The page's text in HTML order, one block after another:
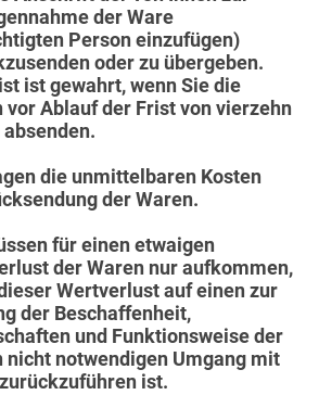
der Ware
Person einzufügen)
oder zu übergeben.
ist gewahrt, wenn Sie die
vor Ablauf der Frist von vierzehn
absenden.
die unmittelbaren Kosten
der Waren.
für einen etwaigen
der Waren nur aufkommen,
Wertverlust auf einen zur
der Beschaffenheit,
und Funktionsweise der
nicht notwendigen Umgang mit
ist.